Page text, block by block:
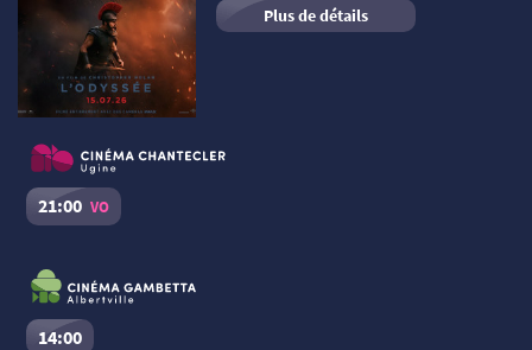
Plus de détails
21:00 VO
L’Odyssée
Cinéma Le Chantecler – Ugine :
14:00